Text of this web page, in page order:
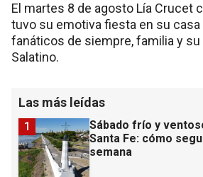
El martes 8 de agosto Lía Crucet
tuvo su emotiva fiesta en su casa
fanáticos de siempre, familia y su
Salatino.
Las más leídas
Sábado frío y
Santa Fe: cómo
semana
1